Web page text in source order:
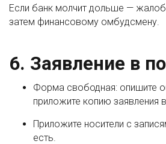
Если банк молчит дольше —
затем финансовому омбудсмену.
6. Заявление в
Форма свободная: опишите
приложите копию заявления
Приложите носители с
есть.